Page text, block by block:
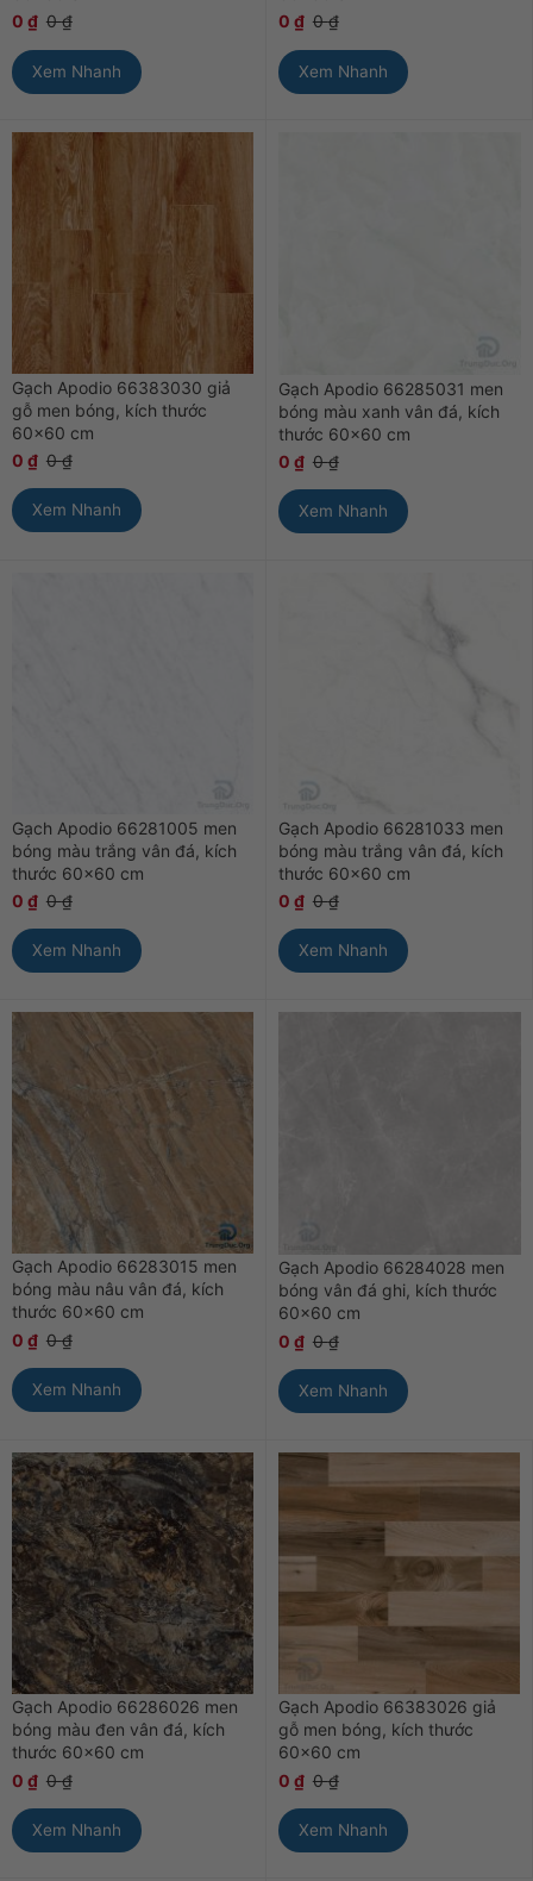
0 ₫ 0₫
Xem Nhanh
0 ₫ 0₫
Xem Nhanh
Gạch Apodio 66383030 giả
gỗ men bóng, kích thước
60×60 cm
0 ₫ 0₫
Xem Nhanh
Gạch Apodio 66285031 men
bóng màu xanh vân đá, kích
thước 60×60 cm
0 ₫ 0₫
Xem Nhanh
Gạch Apodio 66281005 men
bóng màu trắng vân đá, kích
thước 60×60 cm
0 ₫ 0₫
Xem Nhanh
Gạch Apodio 66281033 men
bóng màu trắng vân đá, kích
thước 60×60 cm
0 ₫ 0₫
Xem Nhanh
Gạch Apodio 66283015 men
bóng màu nâu vân đá, kích
thước 60×60 cm
0 ₫ 0₫
Xem Nhanh
Gạch Apodio 66284028 men
bóng vân đá ghi, kích thước
60×60 cm
0 ₫ 0₫
Xem Nhanh
Gạch Apodio 66286026 men
bóng màu đen vân đá, kích
thước 60×60 cm
0 ₫ 0₫
Xem Nhanh
Gạch Apodio 66383026 giả
gỗ men bóng, kích thước
60×60 cm
0 ₫ 0₫
Xem Nhanh